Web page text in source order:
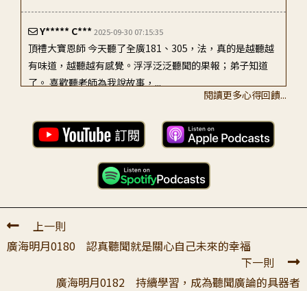
Y***** C***2025-09-30 07:15:35
頂禮大寶恩師 今天聽了全廣181、305，法，真的是越聽越
有味道，越聽越有感覺。浮浮泛泛聽聞的果報；弟子知道
了。 喜歡聽老師為我說故事，...
王〇〇2022-05-14 21:33:50
至誠頂禮老師 老師吉祥： 感恩老師常常地在宣說時叮嚀我
裡產生聽聞的時候浮浮泛泛就...
閱讀更多心得回饋...
上一則
廣海明月0180 認真聽聞就是關心自己未來的幸福
下一則
廣海明月0182 持續學習，成為聽聞廣論的具器者